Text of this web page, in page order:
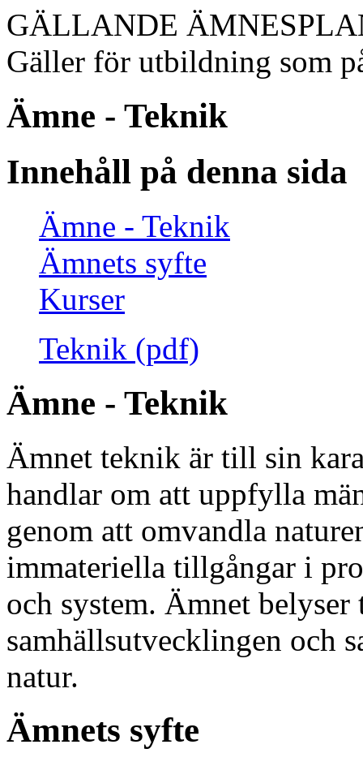
GÄLLANDE
Gäller för utbildning som
Ämne - Teknik
Innehåll på denna sida
Ämne - Teknik
Ämnets syfte
Kurser
Teknik (pdf)
Ämne - Teknik
Ämnet teknik är till sin
handlar om att uppfylla
genom att omvandla
immateriella tillgångar i
och system. Ämnet
samhällsutvecklingen och
natur.
Ämnets syfte